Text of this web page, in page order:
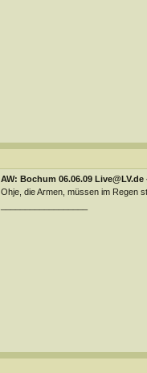
AW: Bochum 06.06.09
Ohje, die Armen, müssen im Regen